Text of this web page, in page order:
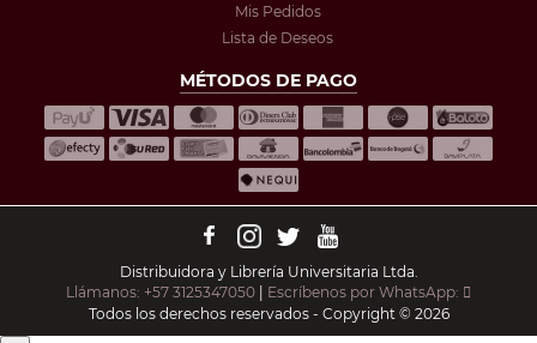
Mis Pedidos
Lista de Deseos
MÉTODOS DE PAGO
Distribuidora y Librería Universitaria Ltda.
Llámanos: +57 3125347050
Escríbenos por WhatsApp:
Todos los derechos reservados - Copyright © 2026